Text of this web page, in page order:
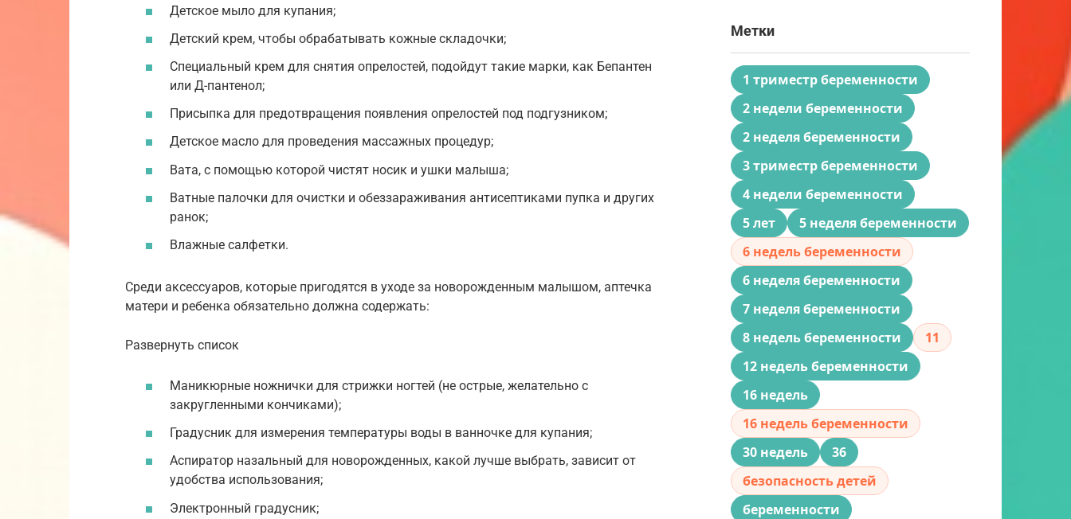
Детское мыло для купания;
Детский крем, чтобы обрабатывать кожные складочки;
Специальный крем для снятия опрелостей, подойдут такие марки, как Бепантен
или Д-пантенол;
Присыпка для предотвращения появления опрелостей под подгузником;
Детское масло для проведения массажных процедур;
Вата, с помощью которой чистят носик и ушки малыша;
Ватные палочки для очистки и обеззараживания антисептиками пупка и других
ранок;
Влажные салфетки.
Среди аксессуаров, которые пригодятся в уходе за новорожденным малышом, аптечка
матери и ребенка обязательно должна содержать:
Развернуть список
Маникюрные ножнички для стрижки ногтей (не острые, желательно с
закругленными кончиками);
Градусник для измерения температуры воды в ванночке для купания;
Аспиратор назальный для новорожденных, какой лучше выбрать, зависит от
удобства использования;
Электронный градусник;
Метки
1 триместр беременности
2 недели беременности
2 неделя беременности
3 триместр беременности
4 недели беременности
5 лет
5 неделя беременности
6 недель беременности
6 неделя беременности
7 неделя беременности
8 недель беременности
11
12 недель беременности
16 недель
16 недель беременности
30 недель
36
безопасность детей
беременности